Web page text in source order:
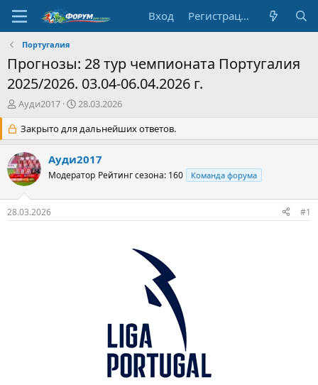
Вход Регистрация
Португалия
Прогнозы: 28 тур чемпионата Португалия
2025/2026. 03.04-06.04.2026 г.
А
т
о
р
т
е
м
Ауди2017
Д
т
а
н
а
ч
а
28.03.2026
Закрыто для дальнейших ответов.
Ауди2017
Модератор Рейтинг сезона: 160 Команда форума
28.03.2026 #1